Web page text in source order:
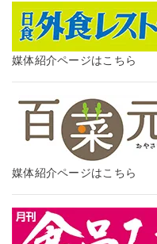
媒体紹介ページはこちら
媒体紹介ページはこちら